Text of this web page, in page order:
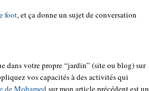
foot, et ça donne un sujet de conversation
dans votre propre “jardin” (site ou blog) sur
vos capacités à des activités qui
de Mohamed sur mon article précédent est un